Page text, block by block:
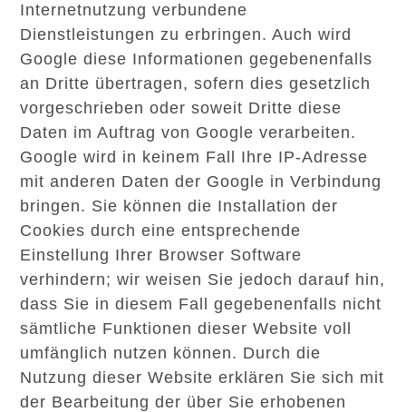
Internetnutzung verbundene
Dienstleistungen zu erbringen. Auch wird
Google diese Informationen gegebenenfalls
an Dritte übertragen, sofern dies gesetzlich
vorgeschrieben oder soweit Dritte diese
Daten im Auftrag von Google verarbeiten.
Google wird in keinem Fall Ihre IP-Adresse
mit anderen Daten der Google in Verbindung
bringen. Sie können die Installation der
Cookies durch eine entsprechende
Einstellung Ihrer Browser Software
verhindern; wir weisen Sie jedoch darauf hin,
dass Sie in diesem Fall gegebenenfalls nicht
sämtliche Funktionen dieser Website voll
umfänglich nutzen können. Durch die
Nutzung dieser Website erklären Sie sich mit
der Bearbeitung der über Sie erhobenen